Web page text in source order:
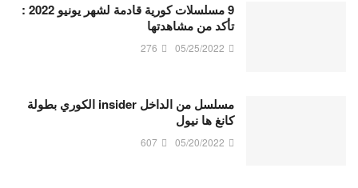
9 مسلسلات كورية قادمة لشهر يونيو 2022 :
تأكد من مشاهدتها
05/25/2022
276
مسلسل من الداخل insider الكوري بطولة
كانغ ها نيول
05/20/2022
607